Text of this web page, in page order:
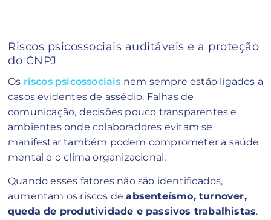
Riscos psicossociais auditáveis e a proteção
do CNPJ
Os riscos psicossociais nem sempre estão ligados a
casos evidentes de assédio. Falhas de
comunicação, decisões pouco transparentes e
ambientes onde colaboradores evitam se
manifestar também podem comprometer a saúde
mental e o clima organizacional.
Quando esses fatores não são identificados,
aumentam os riscos deabsenteísmo, turnover,
queda de produtividade e passivos trabalhistas.